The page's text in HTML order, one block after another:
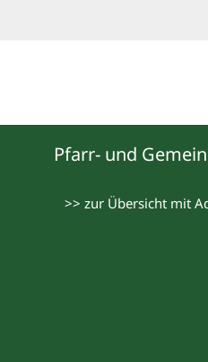
Pfarr- und
>> zur Übersicht mit